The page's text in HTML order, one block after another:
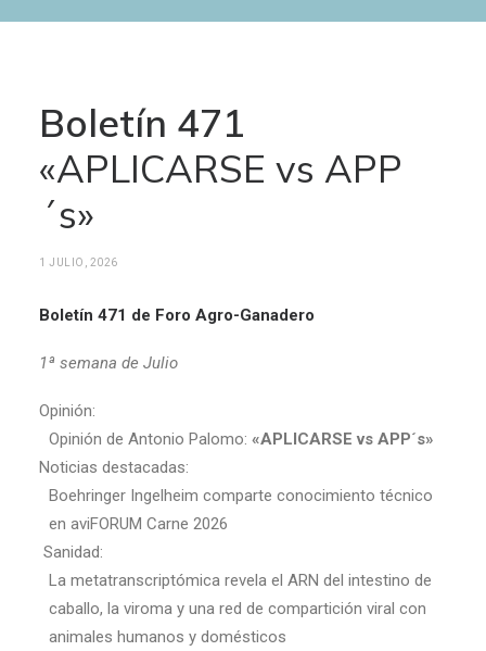
Boletín 471
«APLICARSE vs APP
´s»
1 JULIO, 2026
Boletín 471 de Foro Agro-Ganadero
1ª semana de Julio
Opinión:
Opinión de Antonio Palomo: «APLICARSE vs APP´s»
Noticias destacadas:
Boehringer Ingelheim comparte conocimiento técnico
en aviFORUM Carne 2026
Sanidad:
La metatranscriptómica revela el ARN del intestino de
caballo, la viroma y una red de compartición viral con
animales humanos y domésticos